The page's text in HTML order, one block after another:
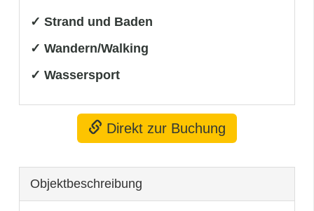
✓ Strand und Baden
✓ Wandern/Walking
✓ Wassersport
Direkt zur Buchung
Objekt­beschreibung